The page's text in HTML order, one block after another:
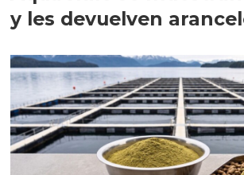
y les devuelven